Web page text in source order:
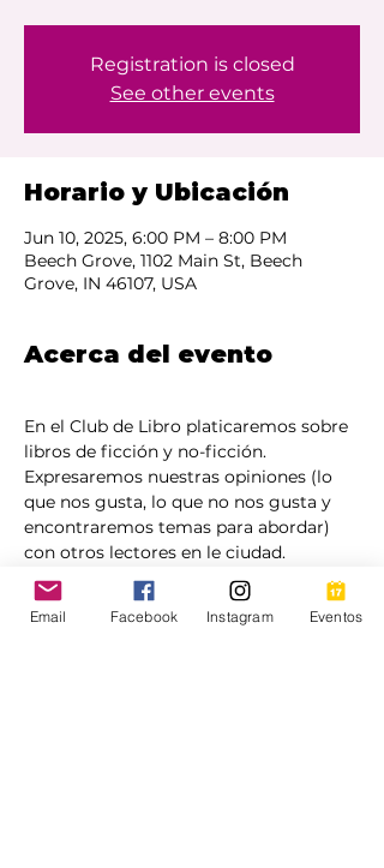
Registration is closed
See other events
Horario y Ubicación
Jun 10, 2025, 6:00 PM – 8:00 PM
Beech Grove, 1102 Main St, Beech
Grove, IN 46107, USA
Acerca del evento
En el Club de Libro platicaremos sobre
libros de ficción y no-ficción.
Expresaremos nuestras opiniones (lo
que nos gusta, lo que no nos gusta y
encontraremos temas para abordar)
con otros lectores en le ciudad.
Aquellos que se registren recibirán
instrucciones por correo electrónico
Email Facebook Instagram Eventos